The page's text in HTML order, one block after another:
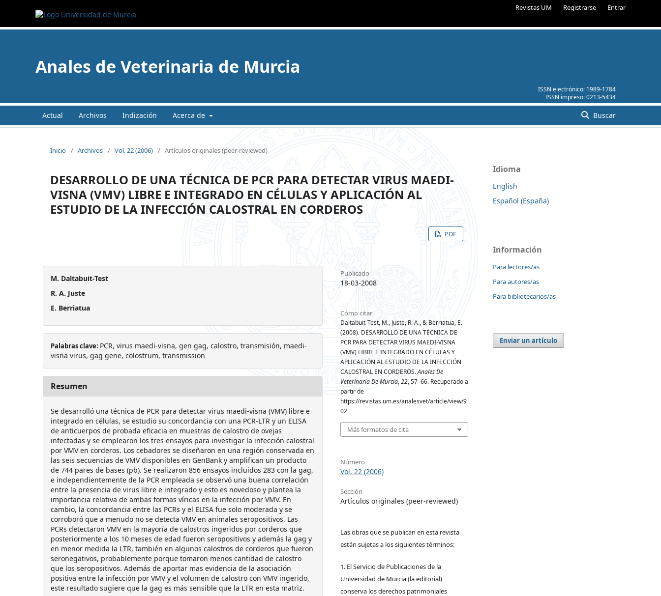
Revistas UM Registrarse Entrar
ISSN electrónico: 1989-1784
ISSN impreso:0213-5434
Anales de Veterinaria de Murcia
Actual Archivos Indización Acerca de Buscar
Inicio / Archivos / Vol. 22 (2006) / Artículos originales (peer-reviewed)
DESARROLLO DE UNA TÉCNICA DE PCR PARA DETECTAR VIRUS MAEDI-
VISNA (VMV) LIBRE E INTEGRADO EN CÉLULAS Y APLICACIÓN AL
ESTUDIO DE LA INFECCIÓN CALOSTRAL EN CORDEROS
PDF
M. Daltabuit-Test
R. A. Juste
E. Berriatua
Palabras clave: PCR, virus maedi-visna, gen gag, calostro, transmisión, maedi-
visna virus, gag gene, colostrum, transmission
Resumen
Se desarrolló una técnica de PCR para detectar virus maedi-visna (VMV) libre e
integrado en células, se estudio su concordancia con una PCR-LTR y un ELISA
de anticuerpos de probada eﬁcacia en muestras de calostro de ovejas
infectadas y se emplearon los tres ensayos para investigar la infección calostral
por VMV en corderos. Los cebadores se diseñaron en una región conservada en
las seis secuencias de VMV disponibles en GenBank y ampliﬁcan un producto
de 744 pares de bases (pb). Se realizaron 856 ensayos incluidos 283 con la gag,
e independientemente de la PCR empleada se observó una buena correlación
entre la presencia de virus libre e integrado y esto es novedoso y plantea la
importancia relativa de ambas formas víricas en la infección por VMV. En
cambio, la concordancia entre las PCRs y el ELISA fue solo moderada y se
corroboró que a menudo no se detecta VMV en animales seropositivos. Las
PCRs detectaron VMV en la mayoría de calostros ingeridos por corderos que
posteriormente a los 10 meses de edad fueron seropositivos y además la gag y
en menor medida la LTR, también en algunos calostros de corderos que fueron
seronegativos, probablemente porque tomaron menos cantidad de calostro
que los seropositivos. Además de aportar mas evidencia de la asociación
positiva entre la infección por VMV y el volumen de calostro con VMV ingerido,
este resultado sugiere que la gag es más sensible que la LTR en esta matriz.
Publicado
18-03-2008
Cómo citar
Daltabuit-Test, M., Juste, R. A., & Berriatua, E.
(2008). DESARROLLO DE UNA TÉCNICA DE
PCR PARA DETECTAR VIRUS MAEDI-VISNA
(VMV) LIBRE E INTEGRADO EN CÉLULAS Y
APLICACIÓN AL ESTUDIO DE LA INFECCIÓN
CALOSTRAL EN CORDEROS.Anales De
Veterinaria De Murcia,22, 57–66. Recuperado a
partir de
https://revistas.um.es/analesvet/article/view/9
02
Más formatos de cita
Número
Vol. 22 (2006)
Sección
Artículos originales (peer-reviewed)
Las obras que se publican en esta revista
están sujetas a los siguientes términos:
1. El Servicio de Publicaciones de la
Universidad de Murcia (la editorial)
conserva los derechos patrimoniales
Idioma
English
Español (España)
Información
Para lectores/as
Para autores/as
Para bibliotecarios/as
Enviar un artículo